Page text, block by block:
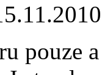
pouze